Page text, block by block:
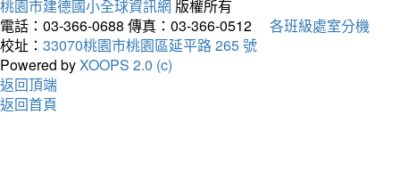
桃園市建德國小全球資訊網 版權所有
電話：03-366-0688 傳真：03-366-0512
各班級處室分機
校址： 33070桃園市桃園區延平路 265 號
Powered byXOOPS 2.0 (c)
返回頂端
返回首頁